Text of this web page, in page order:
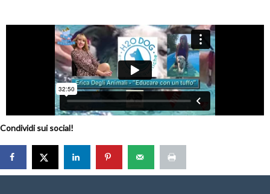
Condividi sui social!